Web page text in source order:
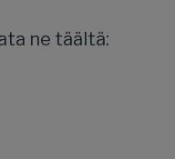
ne täältä: